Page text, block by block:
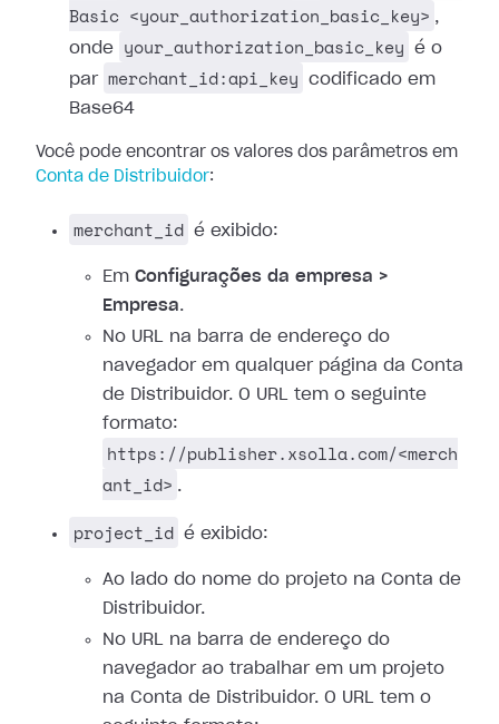
Basic <your_authorization_basic_key> ,
onde
your_authorization_basic_key
é o
par merchant_id:api_key
codificado em
Base64
Você pode encontrar os valores dos parâmetros em
Conta de Distribuidor:
merchant_id é exibido:
Em Configurações da empresa >
Empresa.
No URL na barra de endereço do
navegador em qualquer página da Conta
de Distribuidor. O URL tem o seguinte
formato:
https://publisher.xsolla.com/<merch
ant_id> .
project_id é exibido:
Ao lado do nome do projeto na Conta de
Distribuidor.
No URL na barra de endereço do
navegador ao trabalhar em um projeto
na Conta de Distribuidor. O URL tem o